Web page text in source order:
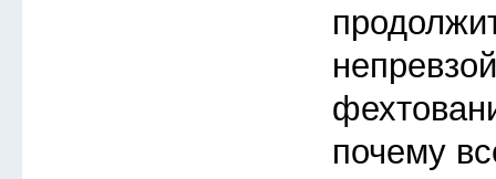
почему